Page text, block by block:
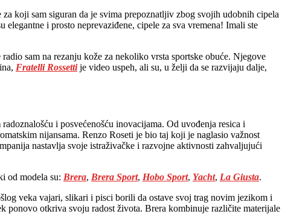
koji sam siguran da je svima prepoznatljiv zbog svojih udobnih cipela
i prosto neprevaziđene, cipele za sva vremena! Imali ste
sam na rezanju kože za nekoliko vrsta sportske obuće. Njegove
Fratelli Rossettije video uspeh, ali su, u želji da se razvijaju dalje,
i posvećenošću inovacijama. Od uvođenja resica i
nijansama. Renzo Roseti je bio taj koji je naglasio važnost
nastavlja svoje istraživačke i razvojne aktivnosti zahvaljujući
od modela su: Brera, Brera Sport, Hobo Sport, Yacht, La Giusta.
veka vajari, slikari i pisci borili da ostave svoj trag novim jezikom i
otkriva svoju radost života. Brera kombinuje različite materijale